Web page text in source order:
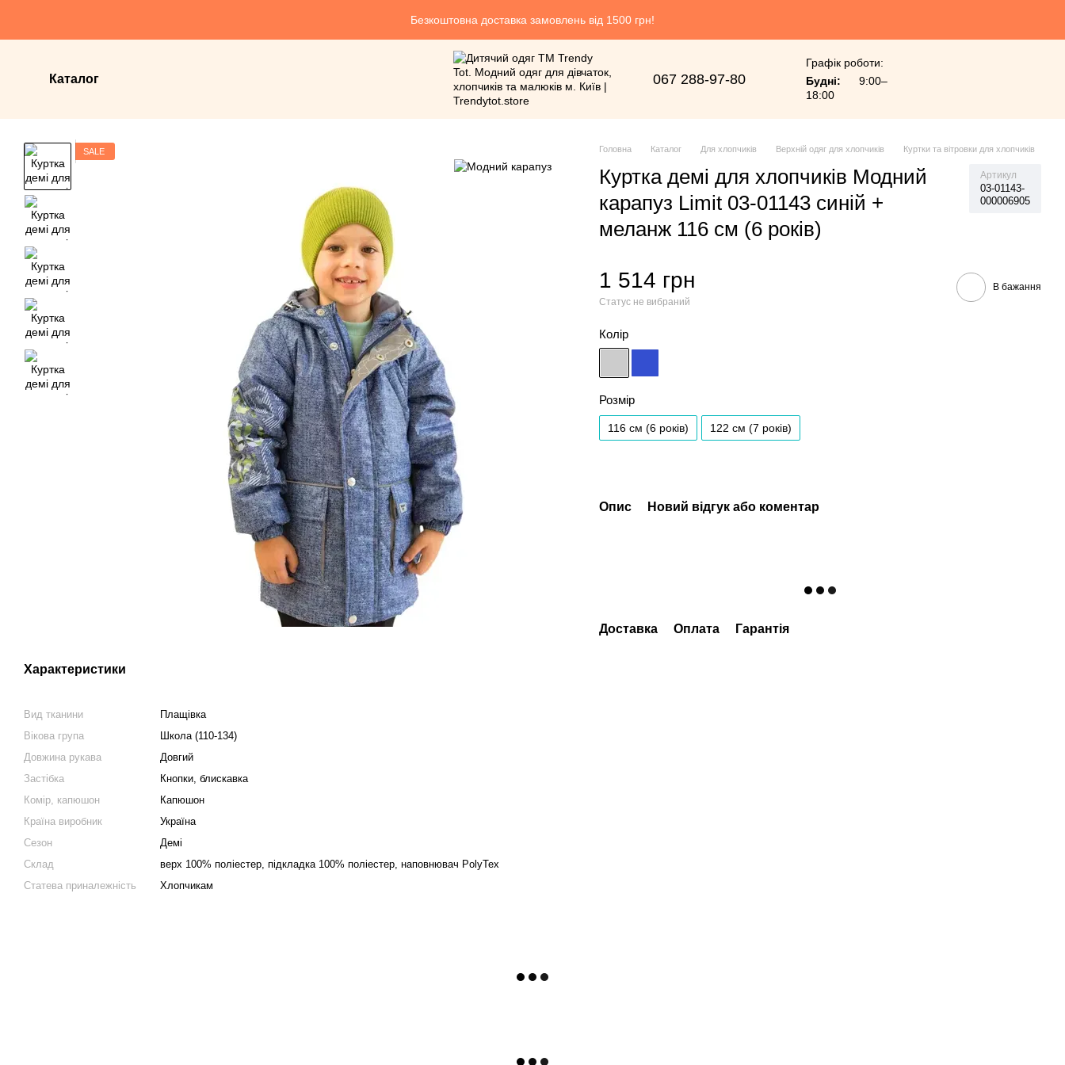
Безкоштовна доставка замовлень від 1500 грн!
Каталог 067 288-97-80
Графік роботи:
Будні:
9:00–
18:00
SALE
Характеристики
Вид тканини
Плащівка
Вікова група
Школа (110-134)
Довжина рукава
Довгий
Застібка
Кнопки, блискавка
Комір, капюшон
Капюшон
Країна виробник
Україна
Сезон
Демі
Склад
верх 100% поліестер, підкладка 100% поліестер, наповнювач PolyTex
Статева приналежність
Хлопчикам
Головна Каталог Для хлопчиків Верхній одяг для хлопчиків Куртки та вітровки для хлопчиків
Куртка демі для хлопчиків Модний
карапуз Limit 03-01143 синій +
меланж 116 см (6 років)
Артикул
03-01143-
000006905
1 514 грн
Статус не вибраний
В бажання
Колір
Розмір
116 см (6 років) 122 см (7 років)
Опис Новий відгук або коментар
Доставка Оплата Гарантія